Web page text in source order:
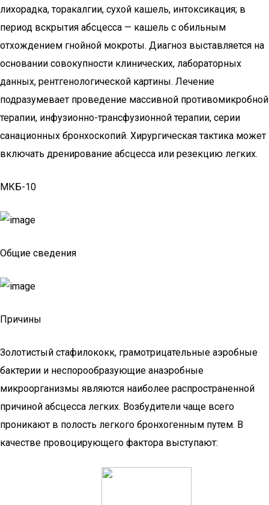
лихорадка, торакалгии, сухой кашель, интоксикация; в
период вскрытия абсцесса — кашель с обильным
отхождением гнойной мокроты. Диагноз выставляется на
основании совокупности клинических, лабораторных
данных, рентгенологической картины. Лечение
подразумевает проведение массивной противомикробной
терапии, инфузионно-трансфузионной терапии, серии
санационных бронхоскопий. Хирургическая тактика может
включать дренирование абсцесса или резекцию легких.
МКБ-10
Общие сведения
Причины
Золотистый стафилококк, грамотрицательные аэробные
бактерии и неспорообразующие анаэробные
микроорганизмы являются наиболее распространенной
причиной абсцесса легких. Возбудители чаще всего
проникают в полость легкого бронхогенным путем. В
качестве провоцирующего фактора выступают: